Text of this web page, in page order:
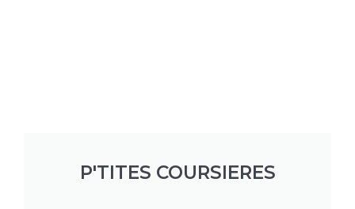
P'TITES COURSIERES